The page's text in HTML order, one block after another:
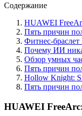
Содержание
HUAWEI
Пять причин
Фитнес-
Почему ИИ
Обзор умных
Пять причин
Hollow Knight:
Пять причин
HUAWEI